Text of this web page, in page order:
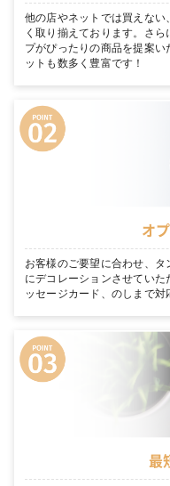
他の店やネットでは買えな
く取り揃えております。さ
プがぴったりの商品を提案
ットも数多く豊富です！
オ
お客様のご要望に合わせ、
にデコレーションさせてい
ッセージカード、のしまで対
最